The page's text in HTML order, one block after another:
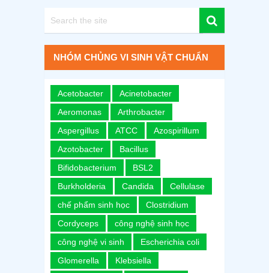
NHÓM CHỦNG VI SINH VẬT CHUẨN
Acetobacter
Acinetobacter
Aeromonas
Arthrobacter
Aspergillus
ATCC
Azospirillum
Azotobacter
Bacillus
Bifidobacterium
BSL2
Burkholderia
Candida
Cellulase
chế phẩm sinh học
Clostridium
Cordyceps
công nghệ sinh học
công nghệ vi sinh
Escherichia coli
Glomerella
Klebsiella